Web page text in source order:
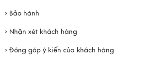
› Bảo hành
› Nhận xét khách hàng
› Đóng góp ý kiến của khách hàng